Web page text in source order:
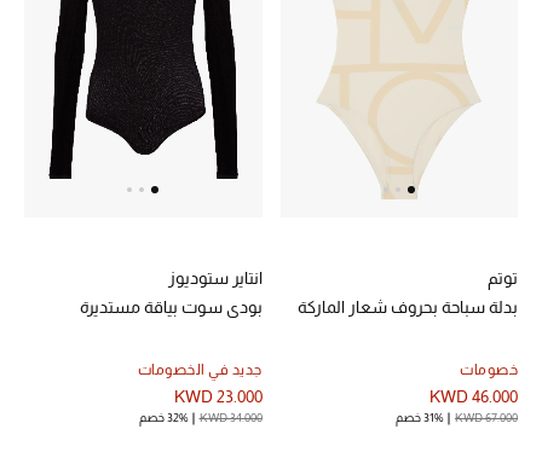
الأطفال
مستلزمات المنزل
ما وصلنا حديثاً
توتم
بدلة سباحة بحروف شعار الماركة
خصومات
KWD 46.000
KWD 67.000 31% خصم
انتاير ستوديوز
بودي سوت بياقة مستديرة
جديد في الخصومات
KWD 23.000
KWD 34.000 32% خصم